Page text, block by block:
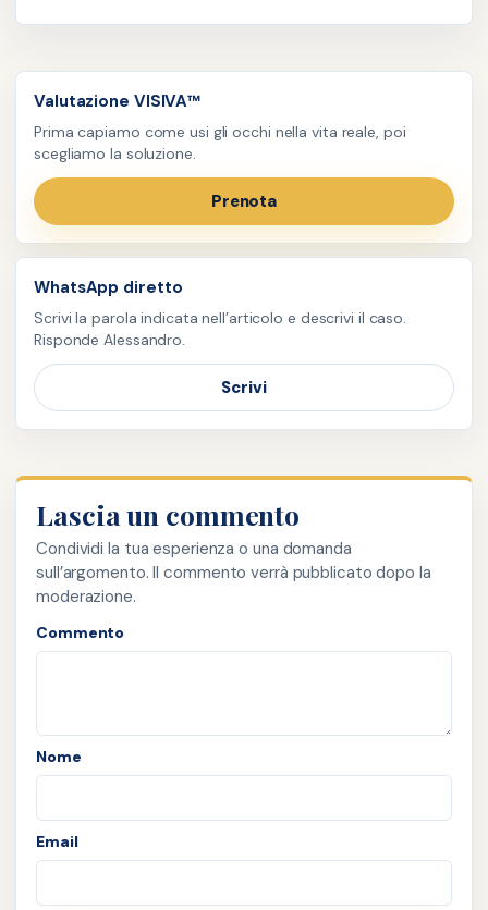
Valutazione VISIVA™
Prima capiamo come usi gli occhi nella vita reale, poi
scegliamo la soluzione.
Prenota
WhatsApp diretto
Scrivi la parola indicata nell’articolo e descrivi il caso.
Risponde Alessandro.
Scrivi
Lascia un commento
Condividi la tua esperienza o una domanda
sull’argomento. Il commento verrà pubblicato dopo la
moderazione.
Commento
Nome
Email